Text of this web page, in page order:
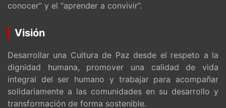
conocer” y el “aprender a convivir”.
Visión
Desarrollar una Cultura de Paz desde el respeto a la
dignidad humana, promover una calidad de vida
integral del ser humano y trabajar para acompañar
solidariamente a las comunidades en su desarrollo y
transformación de forma sostenible.